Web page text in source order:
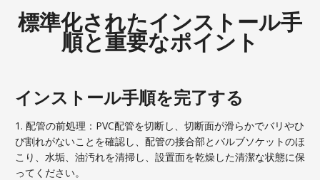
標準化されたインストール手
順と重要なポイント
インストール手順を完了する
1. 配管の前処理：PVC配管を切断し、切断面が滑らかでバリやひ
び割れがないことを確認し、配管の接合部とバルブソケットのほ
こり、水垢、油汚れを清掃し、設置面を乾燥した清潔な状態に保
ってください。